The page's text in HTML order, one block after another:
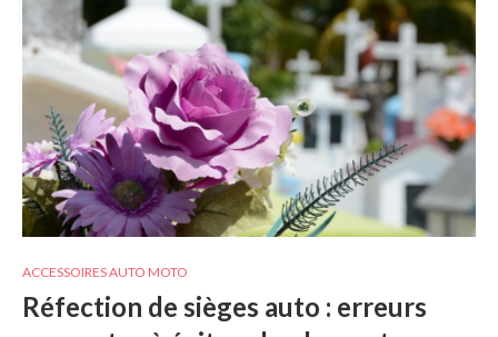
ACCESSOIRES AUTO MOTO
Réfection de sièges auto : erreurs